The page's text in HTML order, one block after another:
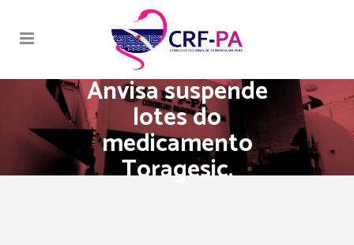
Anvisa suspende
lotes do
medicamento
Toragesic.